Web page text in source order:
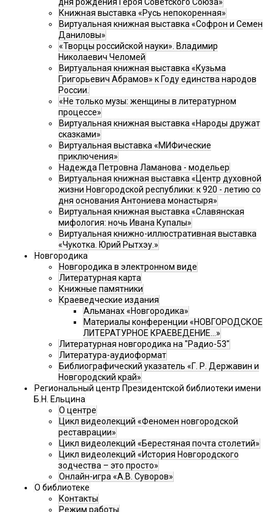
дня рождения Героя Советского Союза»
Книжная выставка «Русь непокоренная»
Виртуальная книжная выставка «Софрон и Семен
Даниловы»
«Творцы российской науки». Владимир
Николаевич Челомей
Виртуальная книжная выставка «Кузьма
Григорьевич Абрамов» к Году единства народов
России.
«Не только музы: женщины в литературном
процессе»
Виртуальная книжная выставка «Народы дружат
сказками»
Виртуальная выставка «МИФические
приключения»
Надежда Петровна Ламанова - модельер
Виртуальная книжная выставка «Центр духовной
жизни Новгородской республики: к 920 - летию со
дня основания Антониева монастыря»
Виртуальная книжная выставка «Славянская
мифология: ночь Ивана Купалы»
Виртуальная книжно-иллюстративная выставка
«Чукотка. Юрий Рытхэу.»
Новгородика
Новгородика в электронном виде
Литературная карта
Книжные памятники
Краеведческие издания
Альманах «Новгородика»
Материалы конференции «НОВГОРОДСКОЕ
ЛИТЕРАТУРНОЕ КРАЕВЕДЕНИЕ...»
Литературная новгородика на "Радио-53"
Литература-аудиоформат
Библиографический указатель «Г. Р. Державин и
Новгородский край»
Региональный центр Президентской библиотеки имени
Б.Н. Ельцина
О центре
Цикл видеолекций «Феномен новгородской
реставрации»
Цикл видеолекций «Берестяная почта столетий»
Цикл видеолекций «История Новгородского
зодчества – это просто»
Онлайн-игра «А.В. Суворов»
О библиотеке
Контакты
Режим работы